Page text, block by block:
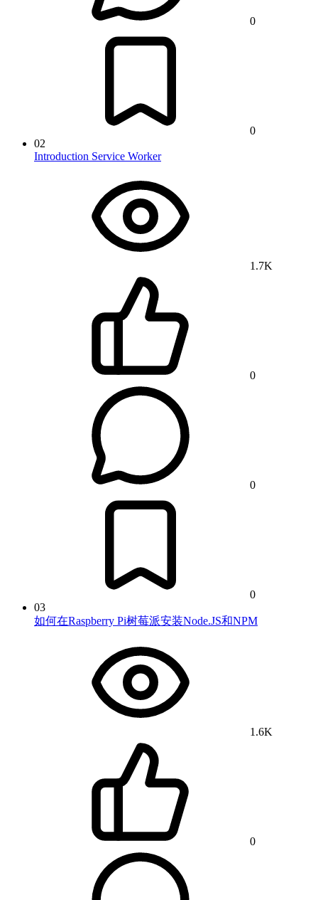
0
0
02
Introduction Service Worker
1.7K
0
0
0
03
如何在Raspberry Pi树莓派安装Node.JS和NPM
1.6K
0